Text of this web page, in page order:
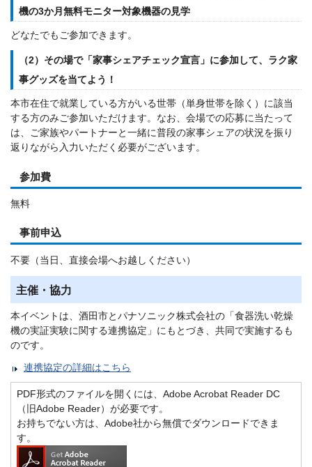
機の3か月無料モニター対象機器の見学
どなたでもご参加できます。
（2）その場で「家事シェアチェック宣言」に参加して、ラク家
事グッズを当てよう！
本市在住で就業している方がいる世帯（単身世帯を除く）に該当
する方のみご参加いただけます。なお、会場での応募に当たって
は、ご家族やパートナーと一緒に普段の家事シェアの状況を振り
返りながら入力いただく必要がございます。
参加費
無料
事前申込
不要（当日、直接会場へお越しください）
主催・協力
本イベントは、酒田市とパナソニック株式会社の「食器洗い乾燥
機の実証実験に関する連携協定」にもとづき、共同で実施するも
のです。
連携協定の詳細はこちら
PDF形式のファイルを開くには、Adobe Acrobat Reader DC
（旧Adobe Reader）が必要です。
お持ちでない方は、Adobe社から無償でダウンロードできま
す。